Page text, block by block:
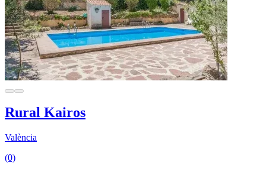
Rural Kairos
València
(0)